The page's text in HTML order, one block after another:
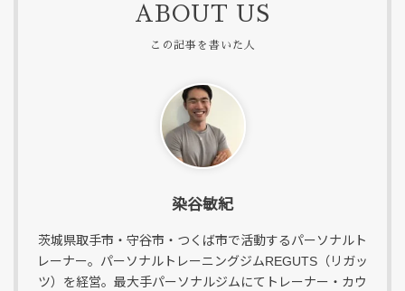
ABOUT US
染谷敏紀
茨城県取手市・守谷市・つくば市で活動するパーソナルト
レーナー。パーソナルトレーニングジムREGUTS（リガッ
ツ）を経営。最大手パーソナルジムにてトレーナー・カウ